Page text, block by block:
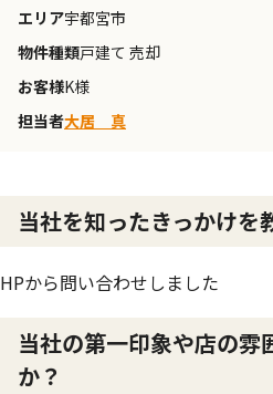
エリア宇都宮市
物件種類戸建て 売却
お客様K様
担当者大居 真
当社を知ったきっかけを
HPから問い合わせしました
当社の第一印象や店の雰
か？